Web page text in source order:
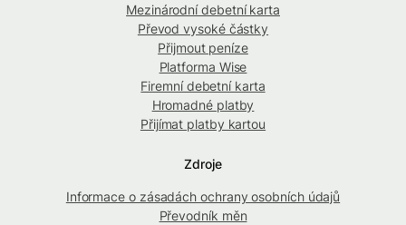
Mezinárodní debetní karta
Převod vysoké částky
Přijmout peníze
Platforma Wise
Firemní debetní karta
Hromadné platby
Přijímat platby kartou
Zdroje
Informace o zásadách ochrany osobních údajů
Převodník měn